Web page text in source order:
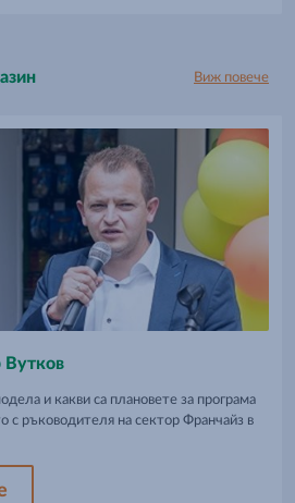
Виж повече
и какви са плановете за програма
с ръководителя на сектор Франчайз в